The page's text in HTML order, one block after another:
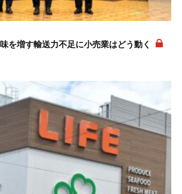
を増す輸送力不足に小売業はどう動く